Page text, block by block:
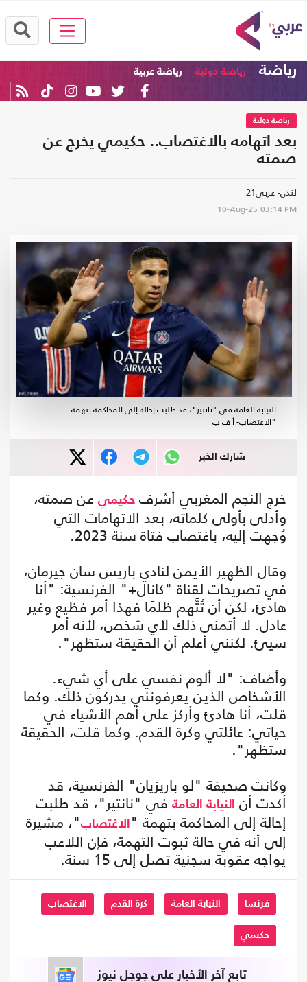
رياضة رياضة دولية رياضة عربية
رياضة دولية
بعد اتهامه بالاغتصاب.. حكيمي يخرج عن
صمته
لندن- عربي21
10-Aug-25 03:14 PM
النيابة العامة في "نانتير"، قد طلبت إحالة إلى المحاكمة بتهمة
"الاغتصاب- أ ف ب
شارك الخبر
خرج النجم المغربي أشرف حكيمي عن صمته،
وأدلى بأولى كلماته، بعد الاتهامات التي
وُجهت إليه، باغتصاب فتاة سنة 2023.
وقال الظهير الأيمن لنادي باريس سان جيرمان،
في تصريحات لقناة "كانال+" الفرنسية: "أنا
هادئ، لكن أن تُتَّهَم ظلمًا فهذا أمر فظيع وغير
عادل. لا أتمنى ذلك لأي شخص، لأنه أمر
سيئ. لكنني أعلم أن الحقيقة ستظهر".
وأضاف: "لا ألوم نفسي على أي شيء.
الأشخاص الذين يعرفونني يدركون ذلك. وكما
قلت، أنا هادئ وأركز على أهم الأشياء في
حياتي: عائلتي وكرة القدم. وكما قلت، الحقيقة
ستظهر".
وكانت صحيفة "لو باريزيان" الفرنسية، قد
أكدت أن النيابة العامة في "نانتير"، قد طلبت
إحالة إلى المحاكمة بتهمة "
الاغتصاب"، مشيرة
إلى أنه في حالة ثبوت التهمة، فإن اللاعب
يواجه عقوبة سجنية تصل إلى 15 سنة.
فرنسا النيابة العامة كرة القدم الاغتصاب
حكيمي
تابع آخر الأخبار على جوجل نيوز